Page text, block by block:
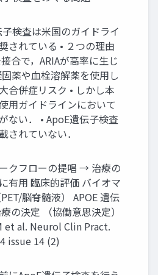
検査は米国のガイドライ
されている • ２つの理由
合で，ARIAが高率に生じ
薬や血栓溶解薬を使用し
合併症リスク • しかし本
用ガイドラインにおいて
ない． • ApoE遺伝子検査
されていない．
クフローの提唱 → 治療の
有用 臨床的評価 バイオマ
脳脊髄液） APOE 遺伝
の決定 （協働意思決定）
et al. Neurol Clin Pract.
issue 14 (2)